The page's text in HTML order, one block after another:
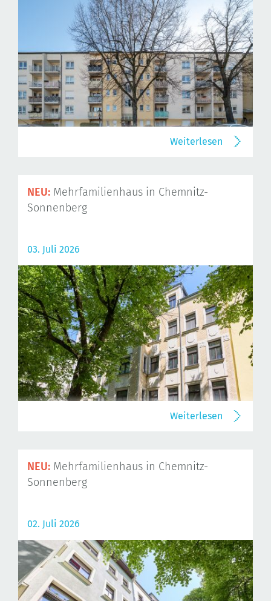
Weiterlesen
NEU: Mehrfamilienhaus in Chemnitz-
Sonnenberg
03. Juli 2026
Weiterlesen
NEU: Mehrfamilienhaus in Chemnitz-
Sonnenberg
02. Juli 2026